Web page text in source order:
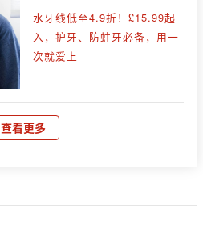
水牙线低至4.9折！£15.99起
入，护牙、防蛀牙必备，用一
次就爱上
查看更多